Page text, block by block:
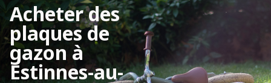
Acheter des
plaques de
gazon à
Estinnes-au-